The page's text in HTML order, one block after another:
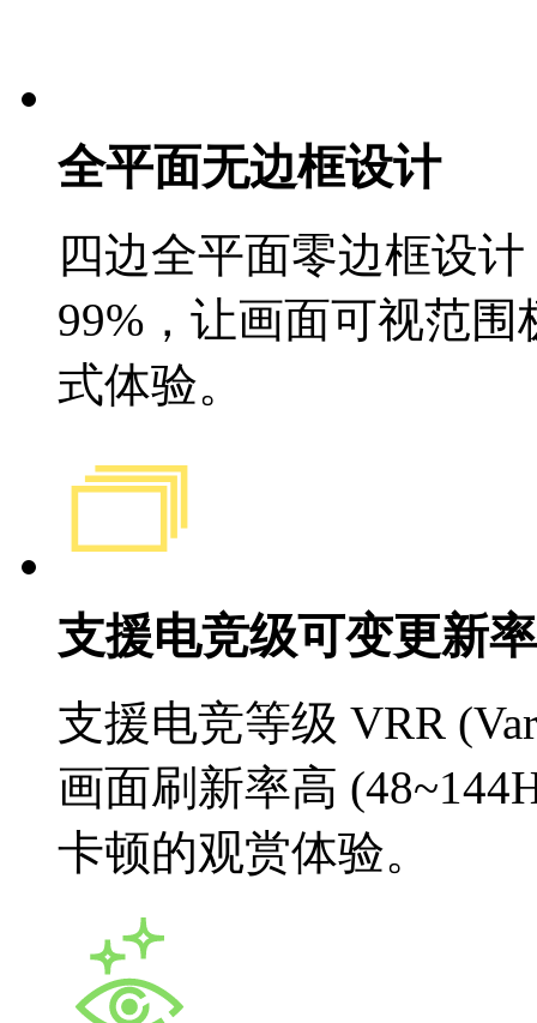
全平面无边框设计
四边全平面零边框设计
99%，让画面可视范
式体验。
支援电竞级可变更新
支援电竞等级 VRR
画面刷新率高 (48~144Hz
卡顿的观赏体验。